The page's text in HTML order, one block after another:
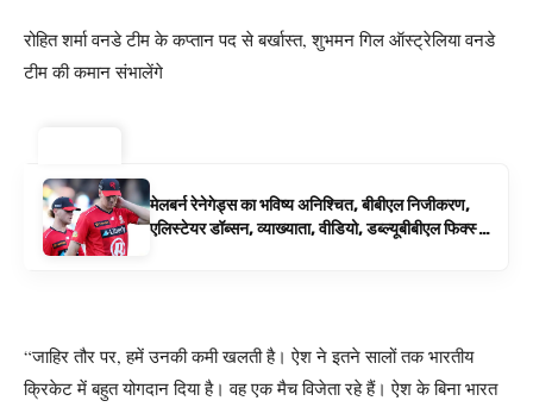
रोहित शर्मा वनडे टीम के कप्तान पद से बर्खास्त, शुभमन गिल ऑस्ट्रेलिया वनडे
टीम की कमान संभालेंगे
मेलबर्न रेनेगेड्स का भविष्य अनिश्चित, बीबीएल निजीकरण,
एलिस्टेयर डॉब्सन, व्याख्याता, वीडियो, डब्ल्यूबीबीएल फिक्स्चर
“जाहिर तौर पर, हमें उनकी कमी खलती है। ऐश ने इतने सालों तक भारतीय
क्रिकेट में बहुत योगदान दिया है। वह एक मैच विजेता रहे हैं। ऐश के बिना भारत